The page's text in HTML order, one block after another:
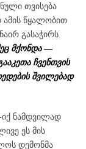
თვისება
ამის წყალობით
გასაჭირს
მქონდა —
ჩვენთვის
შვილებად
იქ ნამდვილად
ეს მის
დემონმა